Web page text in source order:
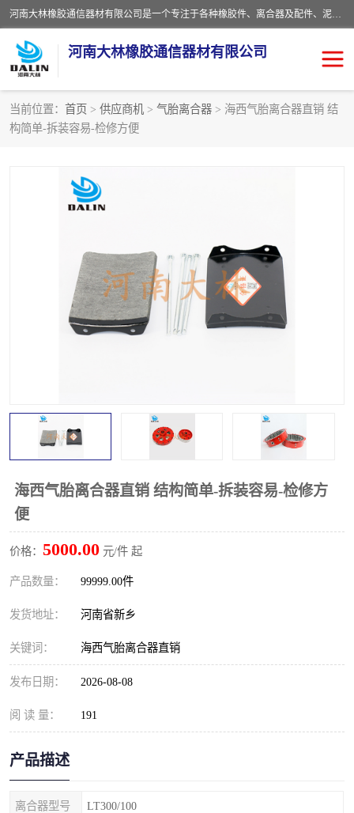
河南大林橡胶通信器材有限公司是一个专注于各种橡胶件、离合器及配件、泥浆泵及配件等产品设计制造和加工的企业。产品应用于矿山、冶金、石油、钢铁、化工、水泥、船舶、造纸、通用机械等各种大功率机械传动或制动装置。
河南大林橡胶通信器材有限公司
当前位置： 首页 > 供应商机 > 气胎离合器 > 海西气胎离合器直销 结
构简单-拆装容易-检修方便
海西气胎离合器直销 结构简单-拆装容易-检修方
便
价格： 5000.00 元/件 起
产品数量： 99999.00件
发货地址： 河南省新乡
关键词： 海西气胎离合器直销
发布日期： 2026-08-08
阅 读 量： 191
产品描述
离合器型号 LT300/100
推盘离合器
VC离合器
PO隔膜离合器
泥浆泵空气包胶囊 气动元件
DY隔膜式离合器 CB离合器
KB离合器 实芯轮胎